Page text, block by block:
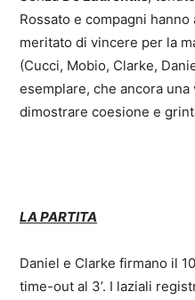
Rossato e compagni
meritato di vincere per la
(Cucci, Mobio, Clarke,
esemplare, che ancora
dimostrare coesione e
LA PARTITA
Daniel e Clarke firmano il
time-out al 3’. I laziali